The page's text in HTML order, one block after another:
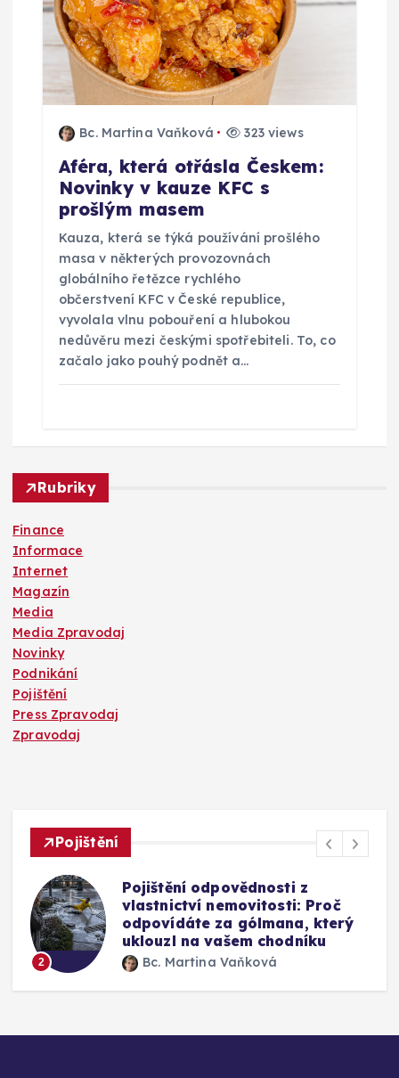
Bc. Martina Vaňková 323 views
Aféra, která otřásla Českem:
Novinky v kauze KFC s
prošlým masem
Kauza, která se týká používání prošlého
masa v některých provozovnách
globálního řetězce rychlého
občerstvení KFC v České republice,
vyvolala vlnu pobouření a hlubokou
nedůvěru mezi českými spotřebiteli. To, co
začalo jako pouhý podnět a…
Rubriky
Finance
Informace
Internet
Magazín
Media
Media Zpravodaj
Novinky
Podnikání
Pojištění
Press Zpravodaj
Zpravodaj
Pojištění
3
Mýty o pojištění skel u auta:
Vyplatí se připlatit si za přední
okno a jak funguje oprava bez
výměny
Bc. Martina Vaňková